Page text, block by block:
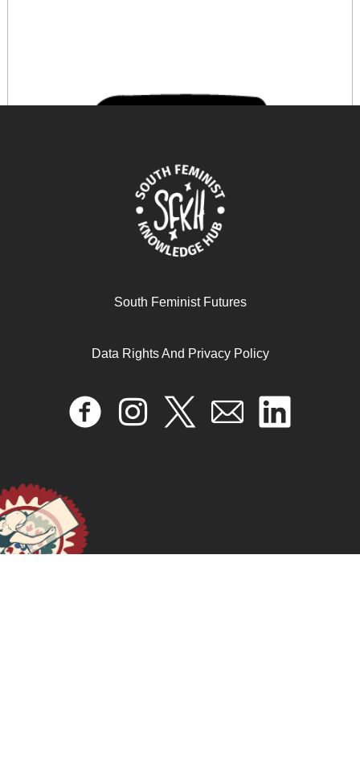
Africa: agricultural commercialisation and implications
April 17, 2024
READ MORE >>
South Feminist Futures
Data Rights And Privacy Policy